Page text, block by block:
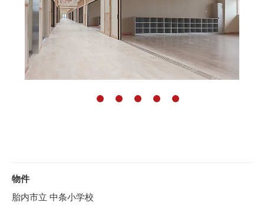
物件
胎内市立 中条小学校